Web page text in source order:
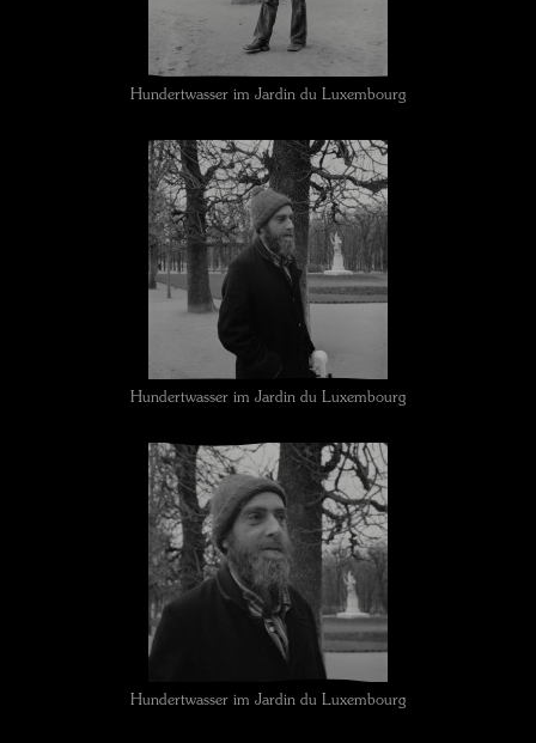
Hundertwasser im Jardin du Luxembourg
Hundertwasser im Jardin du Luxembourg
Hundertwasser im Jardin du Luxembourg